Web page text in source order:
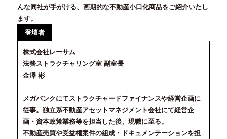
んな同社が手がける、画期的な不動産小口化商品をご紹介いたし
ます。
登壇者
株式会社レーサム
法務ストラクチャリング室 副室長
金澤 彬
メガバンクにてストラクチャードファイナンスや経営企画に
従事。独立系不動産アセットマネジメント会社にて経営企
画・資本政策業務等を担当した後、現職に至る。
不動産売買や受益権案件の組成・ドキュメンテーションを担